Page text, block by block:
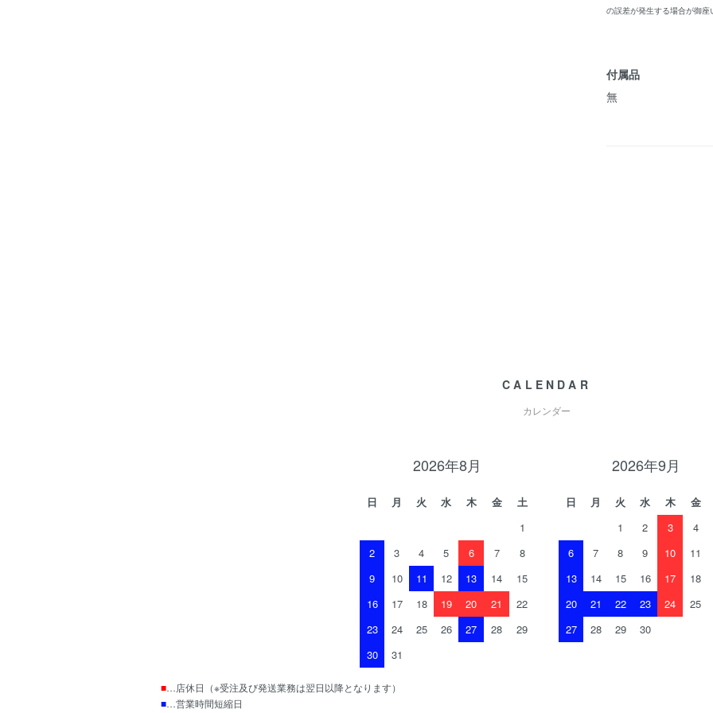
の誤差が発生する場合が御
付属品
無
CALENDAR
カレンダー
2026年8月
日 月 火 水 木 金
土
1
2
3 4 5 6 7
8
9
10 11 12 13 14
15
16
17 18 19 20 21
22
23
24 25 26 27 28
29
30
31
2026年9月
日 月 火 水 木 金
1
2 3 4
6
7 8 9 10 11
13
14 15 16 17 18
20
21 22 23 24 25
27
28 29 30
■…店休日（※受注及び発送業務は翌日以降となります）
■…営業時間短縮日